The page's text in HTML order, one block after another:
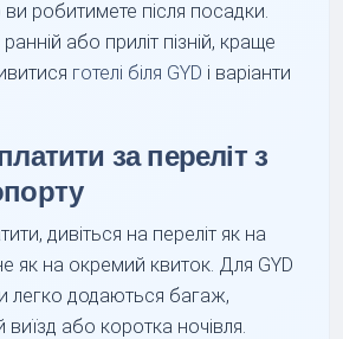
робитимете після посадки.
або приліт пізній, краще
готелі біля GYD і варіанти
за переліт з
дивіться на переліт як на
як на окремий квиток. Для GYD
легко додаються багаж,
виїзд або коротка ночівля.